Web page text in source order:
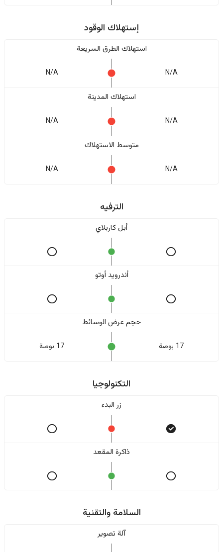
إستهلاك الوقود
استهلاك الطرق السريعة
N/A
N/A
استهلاك المدينة
N/A
N/A
متوسط الاستهلاك
N/A
N/A
الترفيه
أبل كاربلاي
أندرويد أوتو
حجم عرض الوسائط
17 بوصة 17 بوصة
التكنولوجيا
زر البدء
ذاكرة المقعد
السلامة والتقنية
آلة تصوير